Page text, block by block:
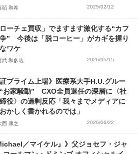
頭 和希 2025/02/12
ローチェ買収」でますます激化する“カフ
” 今後は「脱コーヒー」がカギを握り
ワケ
武 和多哉 2026/05/15
証プライム上場》医療系大手H.U.グルー
お家騒動” CXO全員退任の深層に〈社
役〉の過剰反応「我々までメディアに
かしく書かれるのでは」
西 康之 2026/06/22
／マイケル』》父ジョセフ・ジャ